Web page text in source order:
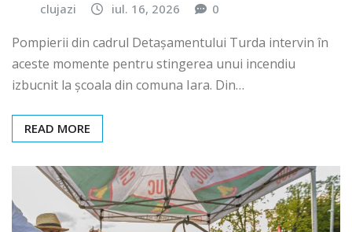
clujazi iul. 16, 2026 0
Pompierii din cadrul Detașamentului Turda intervin în
aceste momente pentru stingerea unui incendiu
izbucnit la școala din comuna Iara. Din…
READ MORE